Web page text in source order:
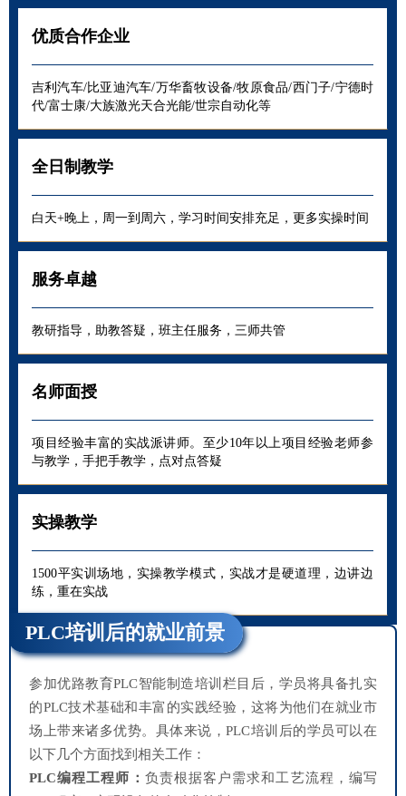
优质合作企业
吉利汽车/比亚迪汽车/万华畜牧设备/牧原食品/西门子/宁德时
代/富士康/大族激光天合光能/世宗自动化等
全日制教学
白天+晚上，周一到周六，学习时间安排充足，更多实操时间
服务卓越
教研指导，助教答疑，班主任服务，三师共管
名师面授
项目经验丰富的实战派讲师。至少10年以上项目经验老师参
与教学，手把手教学，点对点答疑
实操教学
1500平实训场地，实操教学模式，实战才是硬道理，边讲边
练，重在实战
PLC培训后的就业前景
参加优路教育PLC智能制造培训栏目后，学员将具备扎实
的PLC技术基础和丰富的实践经验，这将为他们在就业市
场上带来诸多优势。具体来说，PLC培训后的学员可以在
以下几个方面找到相关工作：
PLC编程工程师： 负责根据客户需求和工艺流程，编写